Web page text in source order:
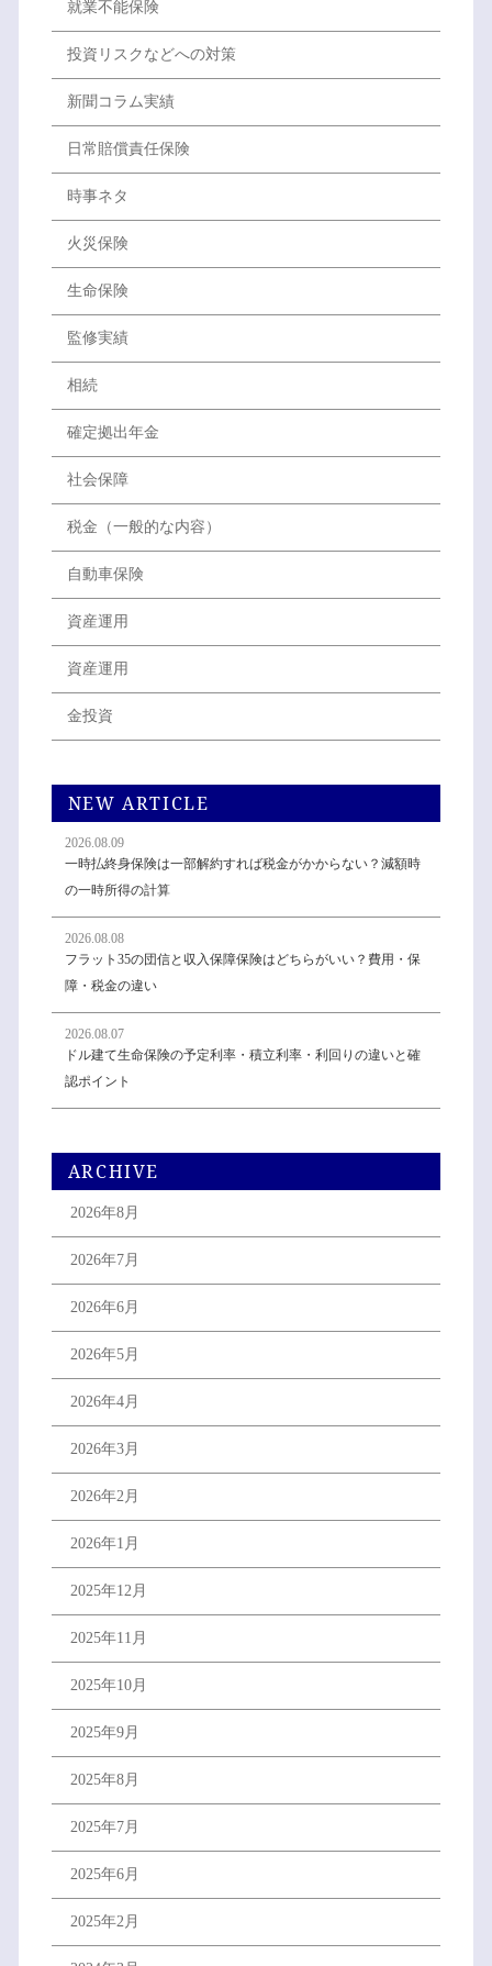
就業不能保険
投資リスクなどへの対策
新聞コラム実績
日常賠償責任保険
時事ネタ
火災保険
生命保険
監修実績
相続
確定拠出年金
社会保障
税金（一般的な内容）
自動車保険
資産運用
資産運用
金投資
NEW ARTICLE
2026.08.09
一時払終身保険は一部解約すれば税金がかからない？減額時
の一時所得の計算
2026.08.08
フラット35の団信と収入保障保険はどちらがいい？費用・保
障・税金の違い
2026.08.07
ドル建て生命保険の予定利率・積立利率・利回りの違いと確
認ポイント
ARCHIVE
2026年8月
2026年7月
2026年6月
2026年5月
2026年4月
2026年3月
2026年2月
2026年1月
2025年12月
2025年11月
2025年10月
2025年9月
2025年8月
2025年7月
2025年6月
2025年2月